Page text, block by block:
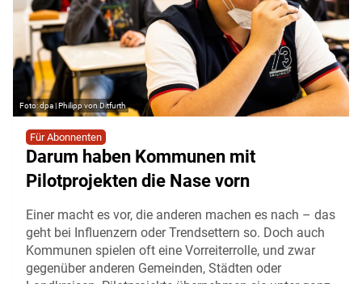
dpa | Philipp von Ditfurth
Für Abonnenten
Darum haben Kommunen mit
Pilotprojekten die Nase vorn
Einer macht es vor, die anderen machen es nach – das
geht bei Influenzern oder Trendsettern so. Doch auch
Kommunen spielen oft eine Vorreiterrolle, und zwar
gegenüber anderen Gemeinden, Städten oder